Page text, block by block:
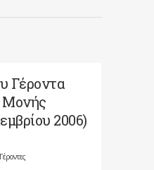
Γέροντα
Μονής
2006)